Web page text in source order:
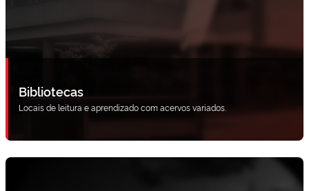
Bibliotecas
Locais de leitura e aprendizado com acervos variados.